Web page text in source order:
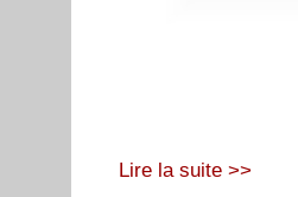
Lire la suite >>